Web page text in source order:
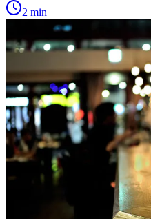
2 min